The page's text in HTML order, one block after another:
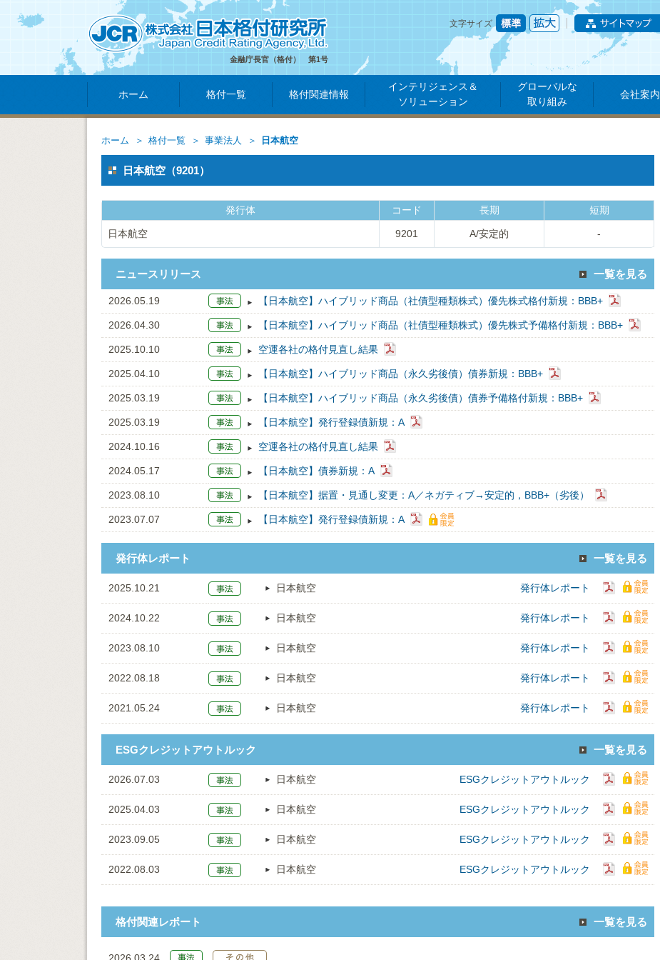
金融庁長官（格付） 第1号
文字サイズ
ホーム 格付一覧 格付関連情報
インテリジェンス＆
ソリューション
グローバルな
取り組み
会社案内
ホーム 格付一覧 事業法人 日本航空
日本航空（9201）
発行体 コード 長期 短期
日本航空 9201 A/安定的 -
ニュースリリース 一覧を見る
2026.05.19 【日本航空】ハイブリッド商品（社債型種類株式）優先株式格付新規：BBB+
2026.04.30 【日本航空】ハイブリッド商品（社債型種類株式）優先株式予備格付新規：BBB+
2025.10.10 空運各社の格付見直し結果
2025.04.10 【日本航空】ハイブリッド商品（永久劣後債）債券新規：BBB+
2025.03.19 【日本航空】ハイブリッド商品（永久劣後債）債券予備格付新規：BBB+
2025.03.19 【日本航空】発行登録債新規：A
2024.10.16 空運各社の格付見直し結果
2024.05.17 【日本航空】債券新規：A
2023.08.10 【日本航空】据置・見通し変更：A／ネガティブ→安定的，BBB+（劣後）
2023.07.07 【日本航空】発行登録債新規：A
発行体レポート 一覧を見る
2025.10.21 日本航空 発行体レポート
2024.10.22 日本航空 発行体レポート
2023.08.10 日本航空 発行体レポート
2022.08.18 日本航空 発行体レポート
2021.05.24 日本航空 発行体レポート
ESGクレジットアウトルック 一覧を見る
2026.07.03 日本航空 ESGクレジットアウトルック
2025.04.03 日本航空 ESGクレジットアウトルック
2023.09.05 日本航空 ESGクレジットアウトルック
2022.08.03 日本航空 ESGクレジットアウトルック
格付関連レポート 一覧を見る